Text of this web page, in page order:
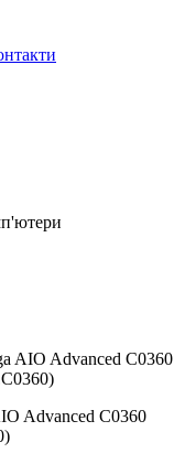
AIO Advanced C0360